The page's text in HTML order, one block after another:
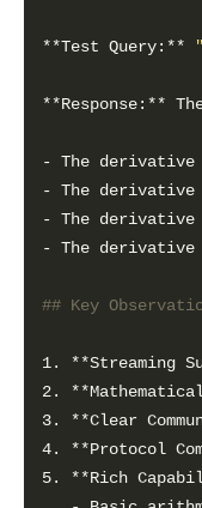
**Test Query:**
- The
## Key